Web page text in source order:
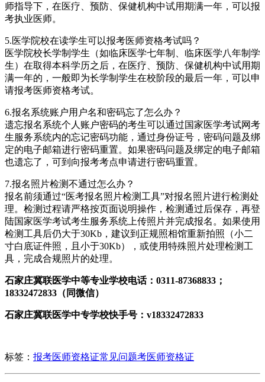
师指导下，在医疗、预防、保健机构中试用期满一年，可以报
考执业医师。
5.医学院校在读学生可以报考医师资格考试吗？
医学院校长学制学生（如临床医学七年制、临床医学八年制学
生）在取得本科学历之后，在医疗、预防、保健机构中试用期
满一年的，一般即为长学制学生在校阶段的最后一年，可以申
请报考医师资格考试。
6.报名系统账户用户名和密码忘了怎么办？
遗忘报名系统个人账户密码的考生可以通过国家医学考试网考
生服务系统内的忘记密码功能，通过身份证号，密码问题及绑
定的电子邮箱进行密码重置。如果密码问题及绑定的电子邮箱
也遗忘了，可到向报考考点申请进行密码重置。
7.报名照片检测不通过怎么办？
报名前须通过“医考报名照片检测工具”对报名照片进行检测处
理。检测过程请严格按页面说明操作，检测通过后保存，再登
陆国家医学考试考生服务系统上传照片并完成报名。如果使用
检测工具后仍大于30Kb，建议到正规照相馆重新拍照（小二
寸白底证件照，且小于30Kb），或使用特殊照片处理检测工
具，完成合规照片的处理。
石家庄冀联医学中等专业学校电话：0311-87368833；
18332472833（同微信）
石家庄冀联医学中专学校快手号：v18332472833
标签： 报考医师资格证常见问题考医师资格证